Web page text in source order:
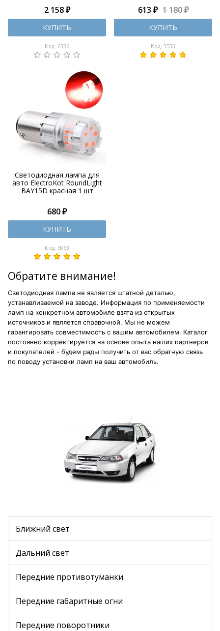
2 158 ₽
КУПИТЬ
Код: 6336
613 ₽ 1 180 ₽
КУПИТЬ
Код: 3533
Светодиодная лампа для
авто ElectroKot RoundLight
BAY15D красная 1 шт
680 ₽
КУПИТЬ
Код: 5063
Обратите внимание!
Светодиодная лампа не является штатной деталью,
устанавливаемой на заводе. Информация по применяемости
ламп на конкретном автомобиле взята из открытых
источников и является справочной. Мы не можем
гарантировать совместимость с вашим автомобилем. Каталог
постоянно корректируется на основе опыта наших партнеров
и покупателей - будем рады получить от вас обратную связь
по поводу установки ламп на ваш автомобиль.
Ближний свет
Дальний свет
Передние противотуманки
Передние габаритные огни
Передние поворотники